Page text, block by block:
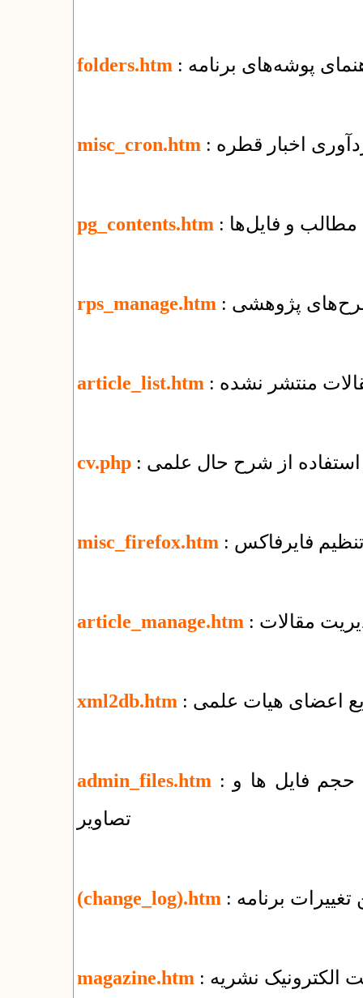
folders.htm پوشه‌های برنامه
misc_cron.htm اخبار قطره
pg_contents.htm مطالب و فایل‌ها
rps_manage.htm پژوهشی
article_list.htm منتشر نشده
cv.php از شرح حال علمی
misc_firefox.htm تنظیم فایرفاکس
article_manage.htm مقالات
xml2db.htm اعضای هیات علمی
admin_files.htm : راهنمای مدیریت پوشه‌ها و فایل‌ها + کاهش حجم فایل ها و
تصاویر
(change_log).htm برنامه
magazine.htm الکترونیک نشریه